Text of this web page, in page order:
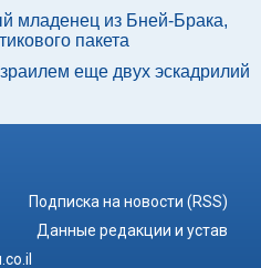
младенец из Бней-Брака,
пакета
еще двух эскадрилий
Подписка на новости (RSS)
Данные редакции и устав